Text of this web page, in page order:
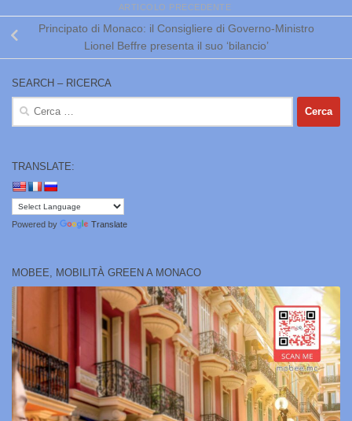
ARTICOLO PRECEDENTE
Principato di Monaco: il Consigliere di Governo-Ministro
Lionel Beffre presenta il suo ‘bilancio’
SEARCH – RICERCA
Ricerca
TRANSLATE:
Powered by Translate
MOBEE, MOBILITÀ GREEN A MONACO